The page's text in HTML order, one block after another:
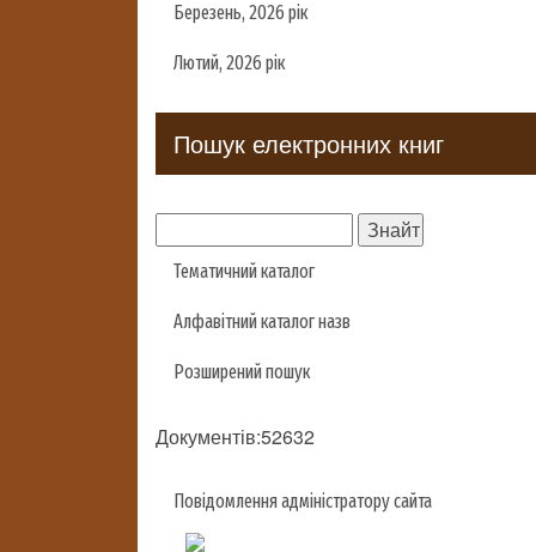
Березень, 2026 рік
Лютий, 2026 рік
Пошук електронних книг
Тематичний каталог
Алфавітний каталог назв
Розширений пошук
Документів:52632
Повідомлення адміністратору сайта